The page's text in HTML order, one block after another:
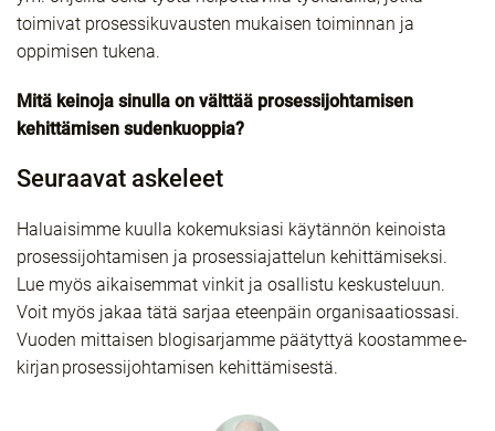
toimivat prosessikuvausten mukaisen toiminnan ja
oppimisen tukena.
Mitä keinoja sinulla on välttää prosessijohtamisen
kehittämisen sudenkuoppia?
Seuraavat askeleet
Haluaisimme kuulla kokemuksiasi käytännön keinoista
prosessijohtamisen ja prosessiajattelun kehittämiseksi.
Lue myös aikaisemmat vinkit ja osallistu keskusteluun.
Voit myös jakaa tätä sarjaa eteenpäin organisaatiossasi.
Vuoden mittaisen blogisarjamme päätyttyä koostamme e-
kirjan prosessijohtamisen kehittämisestä.